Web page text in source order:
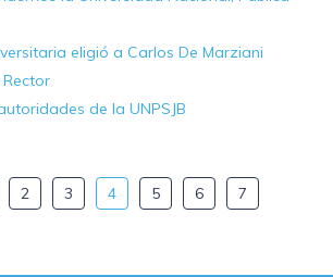
eligió a Carlos De Marziani
de la UNPSJB
2 3 4 5 6 7